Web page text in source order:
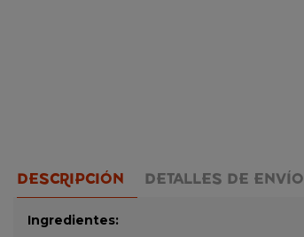
DESCRIPCIÓN DETALLES DE ENVÍO
Ingredientes: